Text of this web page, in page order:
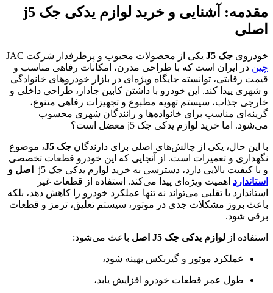
مقدمه: آشنایی و خرید لوازم یدکی جک j5
اصلی
خودروی جک J5
یکی از محصولات محبوب و پرطرفدار شرکت JAC
چین در ایران است که با طراحی مدرن، امکانات رفاهی مناسب و
قیمت رقابتی، توانسته جایگاه ویژه‌ای در بازار خودروهای خانوادگی
و شهری پیدا کند. این خودرو با داشتن کابین جادار، طراحی داخلی و
خارجی جذاب، سیستم تهویه مطبوع و تجهیزات رفاهی متنوع،
گزینه‌ای مناسب برای خانواده‌ها و رانندگان شهری محسوب
می‌شود. اما خرید لوازم یدکی جک j5 معضل است؟
با این حال، یکی از چالش‌های اصلی برای دارندگان جک J5
، موضوع
نگهداری و تعمیرات است. از آنجایی که این خودرو قطعات تخصصی
و با کیفیت بالایی دارد، دسترسی به خرید لوازم یدکی جک j5
اصل و
استاندارد اهمیت ویژه‌ای پیدا می‌کند. استفاده از قطعات غیر
استاندارد یا تقلبی می‌تواند نه تنها عملکرد خودرو را کاهش دهد، بلکه
باعث بروز مشکلات جدی در موتور، سیستم تعلیق، ترمز و قطعات
برقی شود.
استفاده از لوازم یدکی جک J5 اصل باعث می‌شود:
عملکرد موتور و گیربکس بهینه شود،
طول عمر قطعات خودرو افزایش یابد،